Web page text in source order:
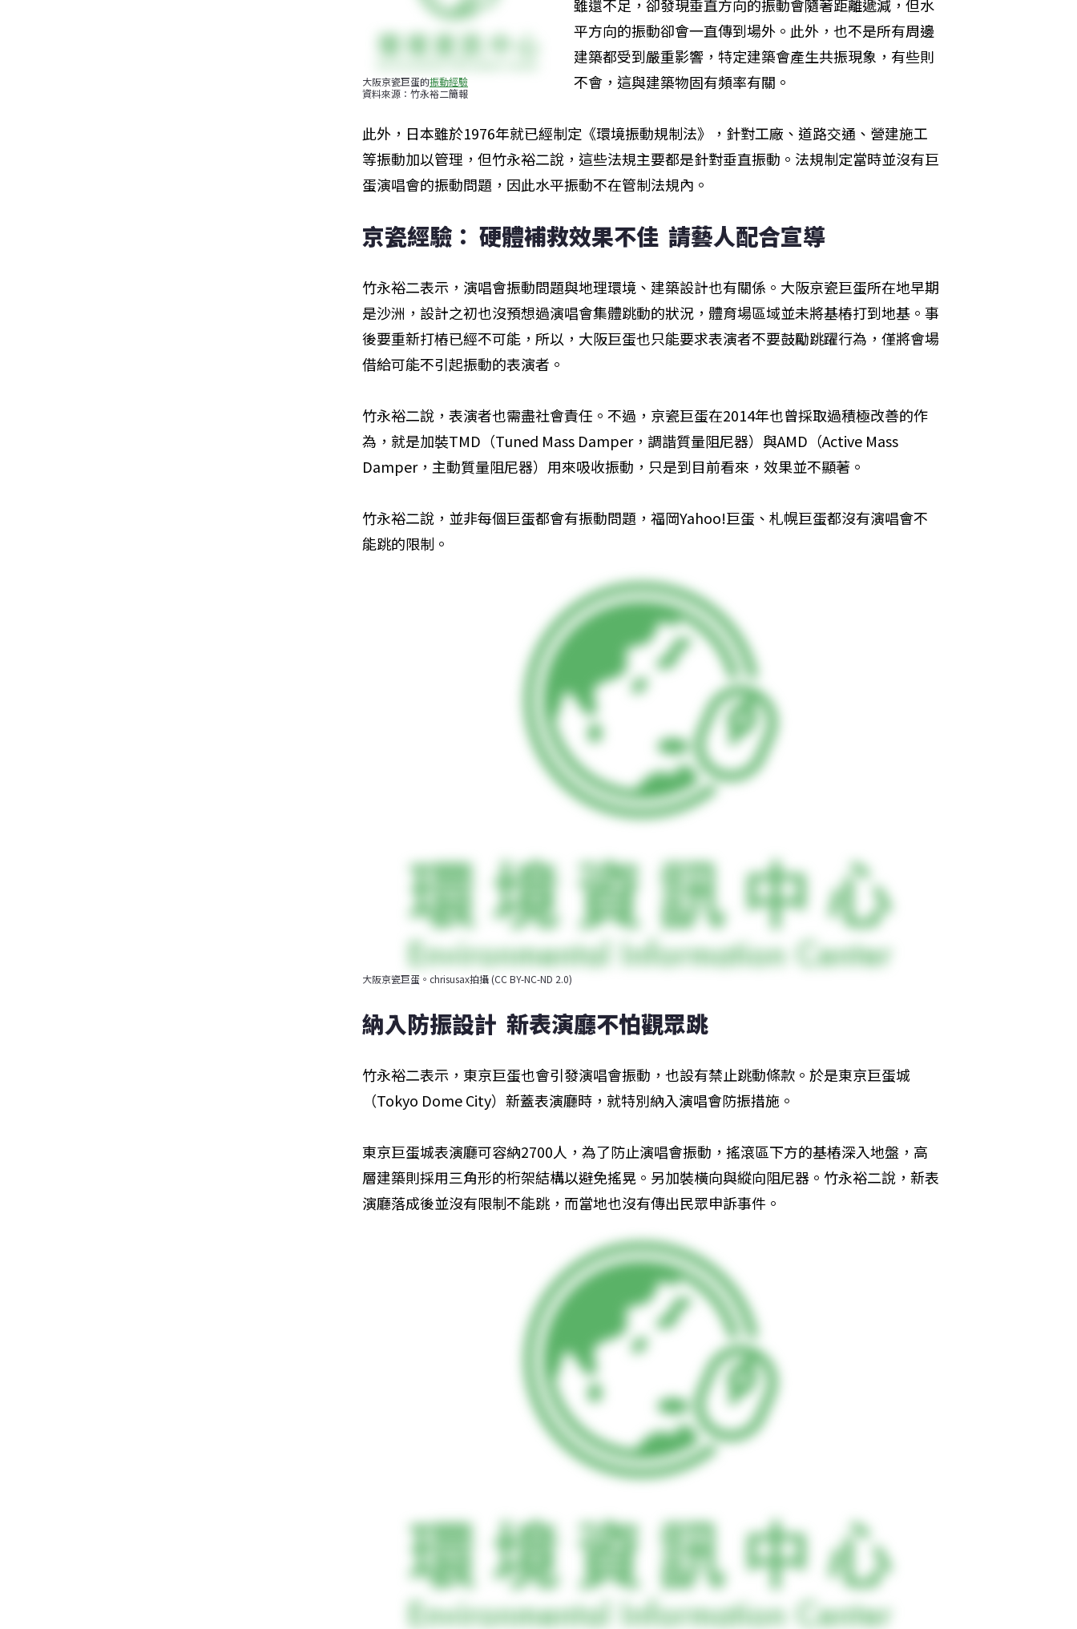
大阪京瓷巨蛋的振動經驗
資料來源：竹永裕二簡報
雖還不足，卻發現垂直方向的振動會隨著距離遞減，但水
平方向的振動卻會一直傳到場外。此外，也不是所有周邊
建築都受到嚴重影響，特定建築會產生共振現象，有些則
不會，這與建築物固有頻率有關。
此外，日本雖於1976年就已經制定《環境振動規制法》，針對工廠、道路交通、營建施工
等振動加以管理，但竹永裕二說，這些法規主要都是針對垂直振動。法規制定當時並沒有巨
蛋演唱會的振動問題，因此水平振動不在管制法規內。
京瓷經驗： 硬體補救效果不佳  請藝人配合宣導
竹永裕二表示，演唱會振動問題與地理環境、建築設計也有關係。大阪京瓷巨蛋所在地早期
是沙洲，設計之初也沒預想過演唱會集體跳動的狀況，體育場區域並未將基樁打到地基。事
後要重新打樁已經不可能，所以，大阪巨蛋也只能要求表演者不要鼓勵跳躍行為，僅將會場
借給可能不引起振動的表演者。
竹永裕二說，表演者也需盡社會責任。不過，京瓷巨蛋在2014年也曾採取過積極改善的作
為，就是加裝TMD（Tuned Mass Damper，調諧質量阻尼器）與AMD（Active Mass
Damper，主動質量阻尼器）用來吸收振動，只是到目前看來，效果並不顯著。
竹永裕二說，並非每個巨蛋都會有振動問題，福岡Yahoo!巨蛋、札幌巨蛋都沒有演唱會不
能跳的限制。
大阪京瓷巨蛋。chrisusax拍攝 (CC BY-NC-ND 2.0)
納入防振設計  新表演廳不怕觀眾跳
竹永裕二表示，東京巨蛋也會引發演唱會振動，也設有禁止跳動條款。於是東京巨蛋城
（Tokyo Dome City）新蓋表演廳時，就特別納入演唱會防振措施。
東京巨蛋城表演廳可容納2700人，為了防止演唱會振動，搖滾區下方的基樁深入地盤，高
層建築則採用三角形的桁架結構以避免搖晃。另加裝橫向與縱向阻尼器。竹永裕二說，新表
演廳落成後並沒有限制不能跳，而當地也沒有傳出民眾申訴事件。